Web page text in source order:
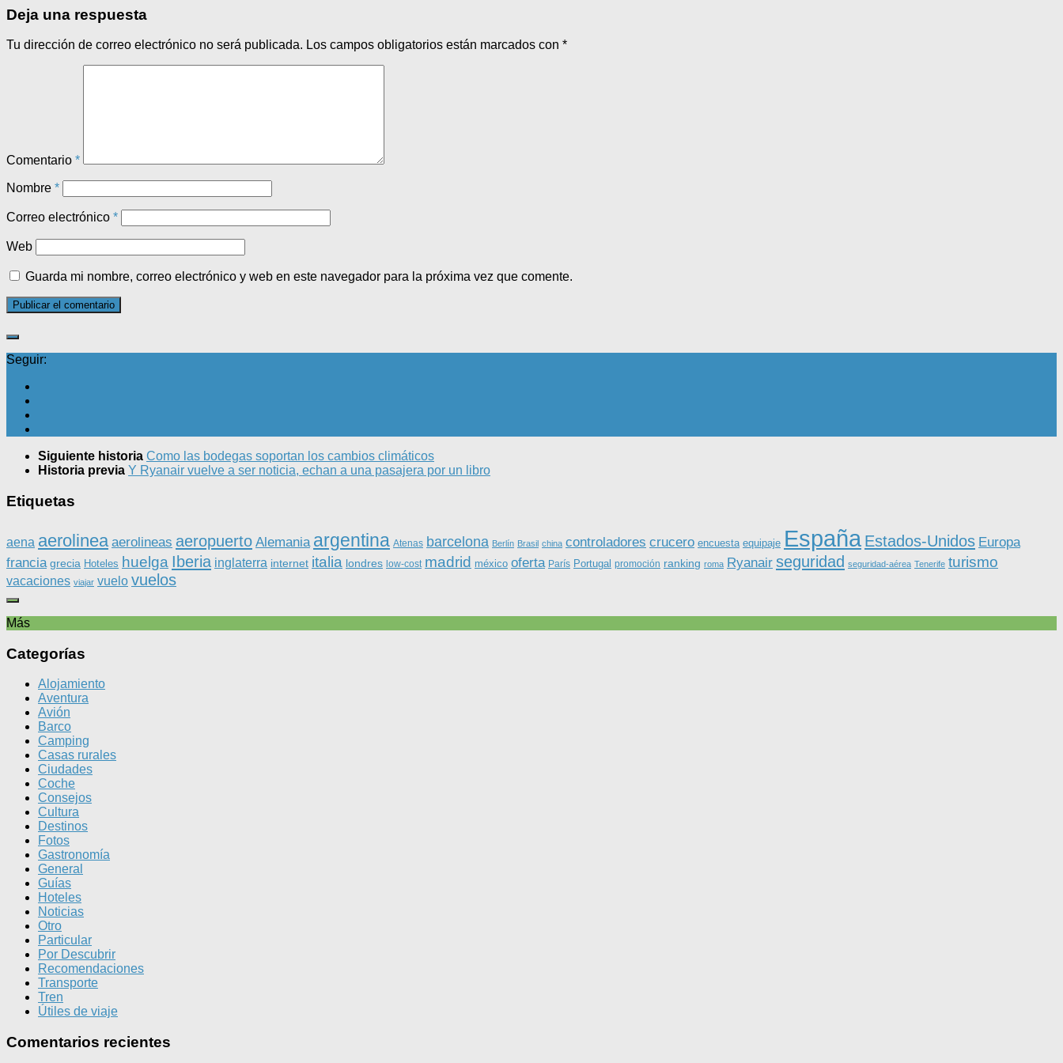
Deja una respuesta
Tu dirección de correo electrónico no será publicada. Los campos obligatorios están marcados con *
Comentario *
Nombre *
Correo electrónico *
Web
Guarda mi nombre, correo electrónico y web en este navegador para la próxima vez que comente.
Seguir:
Siguiente historia Como las bodegas soportan los cambios climáticos
Historia previa Y Ryanair vuelve a ser noticia, echan a una pasajera por un libro
Etiquetas
aena aerolinea aerolineas aeropuerto Alemania argentina Atenas barcelona Berlín Brasil china controladores crucero encuesta equipaje España Estados-Unidos Europa
francia grecia Hoteles huelga Iberia inglaterra internet italia londres low-cost madrid méxico oferta París Portugal promoción ranking roma Ryanair seguridad seguridad-aérea Tenerife turismo
vacaciones viajar vuelo vuelos
Más
Categorías
Alojamiento
Aventura
Avión
Barco
Camping
Casas rurales
Ciudades
Coche
Consejos
Cultura
Destinos
Fotos
Gastronomía
General
Guías
Hoteles
Noticias
Otro
Particular
Por Descubrir
Recomendaciones
Transporte
Tren
Útiles de viaje
Comentarios recientes